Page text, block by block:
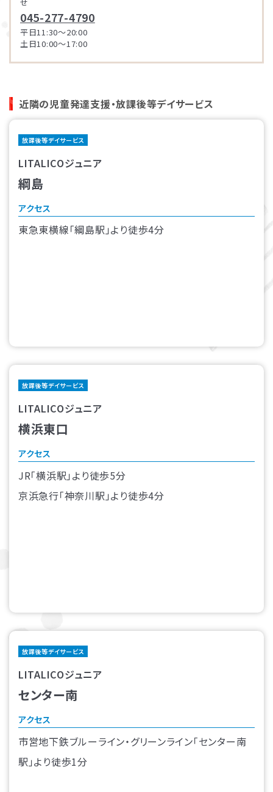
​045-277-4790​
平日11:30～20:00
土日10:00～17:00
近隣の児童発達支援・放課後等デイサービス
放課後等デイサービス
LITALICOジュニア
綱島
アクセス
東急東横線「綱島駅」より徒歩4分
放課後等デイサービス
LITALICOジュニア
横浜東口
アクセス
JR「横浜駅」より徒歩5分
京浜急行「神奈川駅」より徒歩4分
放課後等デイサービス
LITALICOジュニア
センター南
アクセス
市営地下鉄ブルーライン・グリーンライン「センター南
駅」より徒歩1分